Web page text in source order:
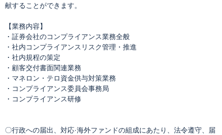
献することができます。
【業務内容】
・証券会社のコンプライアンス業務全般
・社内コンプライアンスリスク管理・推進
・社内規程の策定
・顧客交付書面関連業務
・マネロン・テロ資金供与対策業務
・コンプライアンス委員会事務局
・コンプライアンス研修
〇行政への届出、対応·海外ファンドの組成にあたり、法令遵守、届